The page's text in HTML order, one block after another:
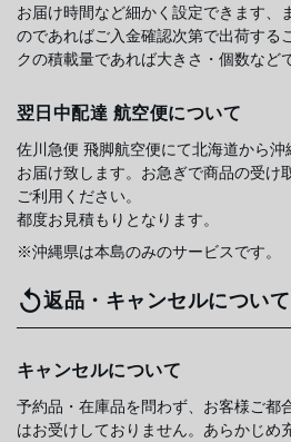
お届け時間など細かく設定できます、
のであればご入金確認次第で出荷する
クの積載量であれば大きさ・個数など
翌日中配達 航空便について
佐川急便 飛脚航空便にて北海道から
お届け致します。お急ぎで商品の受け
ご利用ください。
都度お見積もりとなります。
※沖縄県は本島のみのサービスです。
返品・キャンセルについて
キャンセルについて
予約品・在庫品を問わず、お客様ご都
はお受けしておりません。あらかじめ